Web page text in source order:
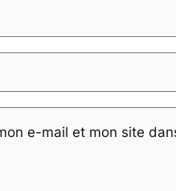
e-mail et mon site